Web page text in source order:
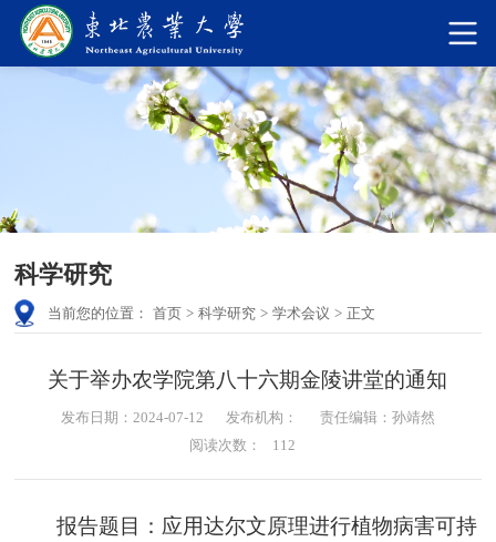
科学研究
当前您的位置： 首页 > 科学研究 > 学术会议 > 正文
关于举办农学院第八十六期金陵讲堂的通知
发布日期：2024-07-12 发布机构：
责任编辑：孙靖然
阅读次数：
112
报告题目：应用达尔文原理进行植物病害可持